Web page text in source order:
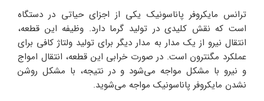
ترانس مایکروفر پاناسونیک یکی از اجزای حیاتی در دستگاه
است که نقش کلیدی در تولید گرما دارد. وظیفه این قطعه،
انتقال نیرو از یک مدار به مدار دیگر برای تولید ولتاژ کافی برای
عملکرد مگنترون است. در صورت خرابی این قطعه، انتقال امواج
و نیرو با مشکل مواجه می‌شود و در نتیجه، با مشکل روشن
نشدن مایکروفر پاناسونیک مواجه می‌شوید.